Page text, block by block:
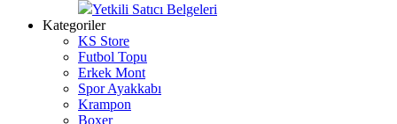
Yetkili Satıcı Belgeleri
Kategoriler
KS Store
Futbol Topu
Erkek Mont
Spor Ayakkabı
Krampon
Boxer